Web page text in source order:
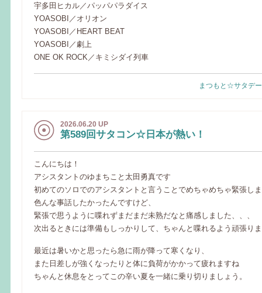
宇多田ヒカル／パッパパラダイス
YOASOBI／オリオン
YOASOBI／HEART BEAT
YOASOBI／劇上
ONE OK ROCK／キミシダイ列車
まつもと☆サタデ
2026.06.20 UP
第589回サタコン☆日本が熱い！
こんにちは！
アシスタントのゆまちこと太田勇真です
初めてのソロでのアシスタントと言うことでめちゃめちゃ緊張し
色んな事話したかったんですけど、
緊張で思うように喋れずまだまだ未熟だなと痛感しました、、、
次出るときには準備もしっかりして、ちゃんと喋れるよう頑張り
最近は暑いかと思ったら急に雨が降って寒くなり、
また日差しが強くなったりと体に負荷がかかって疲れますね
ちゃんと休息をとってこの辛い夏を一緒に乗り切りましょう。